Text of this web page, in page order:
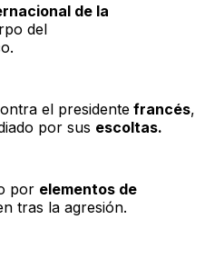
de la
del
el presidente francés,
por sus escoltas.
por elementos de
tras la agresión.